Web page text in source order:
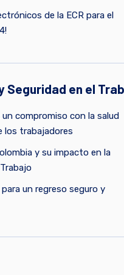
de la ECR para el
Seguridad en el
compromiso con la salud
los trabajadores
y su impacto en la
un regreso seguro y